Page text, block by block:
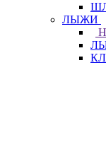
ЛЫЖИ